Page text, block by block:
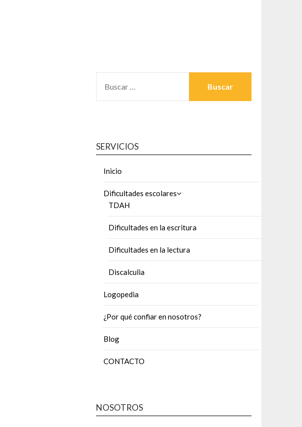
SERVICIOS
Inicio
Dificultades escolares
TDAH
Dificultades en la escritura
Dificultades en la lectura
Discalculia
Logopedia
¿Por qué confiar en nosotros?
Blog
CONTACTO
NOSOTROS